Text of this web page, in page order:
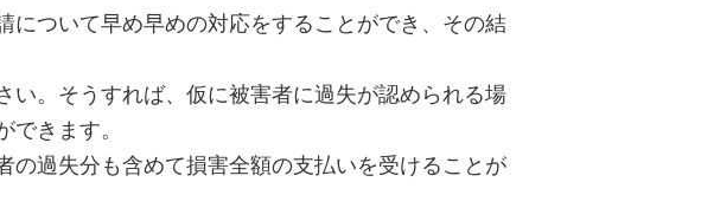
ついて早め早めの対応をすることができ、その結
い。そうすれば、仮に被害者に過失が認められる場
きます。
過失分も含めて損害全額の支払いを受けることが